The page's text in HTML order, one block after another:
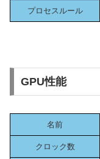
プロセスルール
GPU性能
名前
クロック数